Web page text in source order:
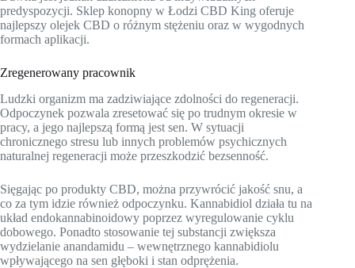
predyspozycji. Sklep konopny w Łodzi CBD King oferuje
najlepszy olejek CBD o różnym stężeniu oraz w wygodnych
formach aplikacji.
Zregenerowany pracownik
Ludzki organizm ma zadziwiające zdolności do regeneracji.
Odpoczynek pozwala zresetować się po trudnym okresie w
pracy, a jego najlepszą formą jest sen. W sytuacji
chronicznego stresu lub innych problemów psychicznych
naturalnej regeneracji może przeszkodzić bezsenność.
Sięgając po produkty CBD, można przywrócić jakość snu, a
co za tym idzie również odpoczynku. Kannabidiol działa tu na
układ endokannabinoidowy poprzez wyregulowanie cyklu
dobowego. Ponadto stosowanie tej substancji zwiększa
wydzielanie anandamidu – wewnętrznego kannabidiolu
wpływającego na sen głęboki i stan odprężenia.